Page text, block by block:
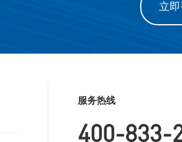
立
服务热线
400-833-